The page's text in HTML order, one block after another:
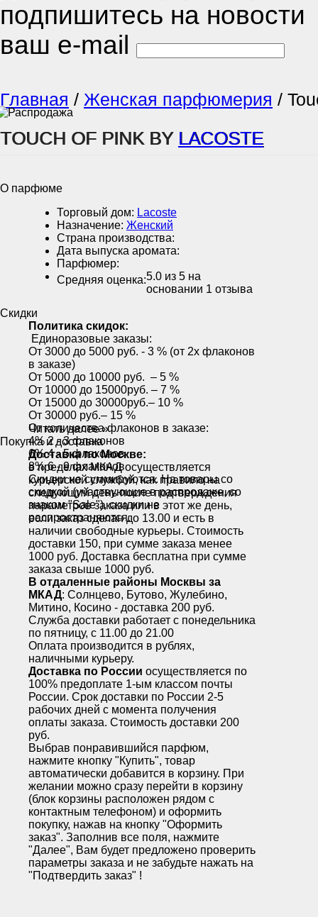
подпишитесь на новости
ваш e-mail
Главная / Женская парфюмерия /
TOUCH OF PINK BY LACOSTE
О парфюме
Торговый дом: Lacoste
Назначение: Женский
Страна производства:
Дата выпуска аромата:
Парфюмер:
Средняя оценка:5.0 из 5 на
основании 1 отзыва
Скидки
Политика скидок:
Единоразовые заказы:
От 3000 до 5000 руб. - 3 % (от 2х флаконов
в заказе)
От 5000 до 10000 руб. – 5 %
От 10000 до 15000руб. – 7 %
От 15000 до 30000руб.– 10 %
От 30000 руб.– 15 %
От количества флаконов в заказе:
4% 2 - 3 флаконов
6% 4 - 5 флаконов
8% 6 - 9 флаконов
Скидки не суммируются. На товары со
скидкой (участвующие в распродаже, со
знаком "Sale"), скидки не
распространяются.
Читать далее »
Покупка и доставка
Доставка по Москве:
в пределах МКАД осуществляется
курьерской службой, как правило на
следующий день после подтверждения
параметров заказа или в этот же день,
если заказ сделан до 13.00 и есть в
наличии свободные курьеры. Стоимость
доставки 150, при сумме заказа менее
1000 руб. Доставка бесплатна при сумме
заказа свыше 1000 руб.
В отдаленные районы Москвы за
МКАД: Солнцево, Бутово, Жулебино,
Митино, Косино - доставка 200 руб.
Служба доставки работает с понедельника
по пятницу, с 11.00 до 21.00
Оплата производится в рублях,
наличными курьеру.
Доставка по России осуществляется по
100% предоплате 1-ым классом почты
России. Срок доставки по России 2-5
рабочих дней с момента получения
оплаты заказа. Стоимость доставки 200
руб.
Выбрав понравившийся парфюм,
нажмите кнопку "Купить", товар
автоматически добавится в корзину. При
желании можно сразу перейти в корзину
(блок корзины расположен рядом с
контактным телефоном) и оформить
покупку, нажав на кнопку "Оформить
заказ". Заполнив все поля, нажмите
"Далее", Вам будет предложено проверить
параметры заказа и не забудьте нажать на
"Подтвердить заказ" !